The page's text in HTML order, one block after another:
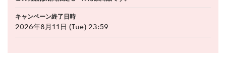
キャンペーン終了日時
2026年8月11日 (Tue) 23:59